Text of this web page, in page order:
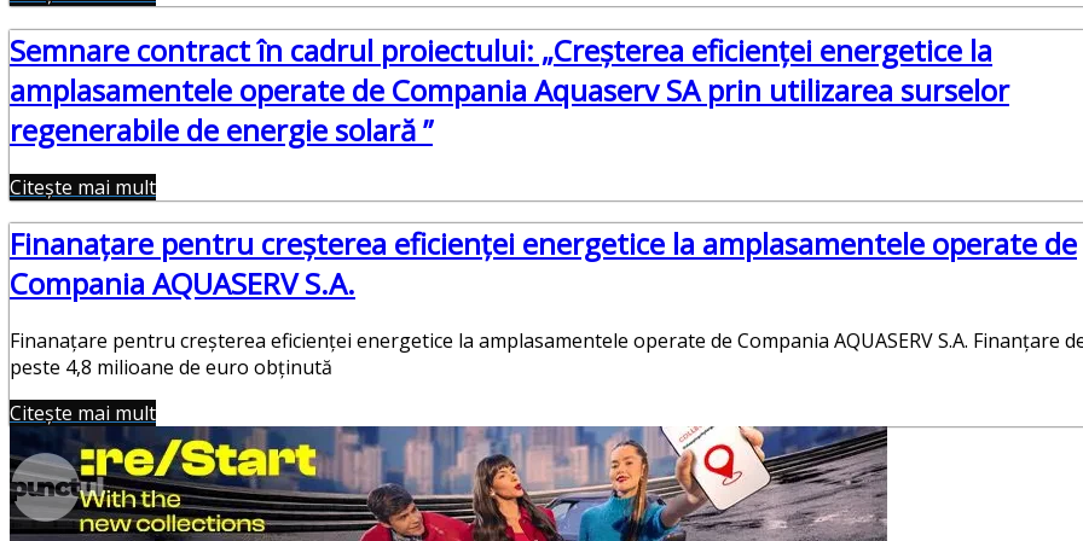
Semnare contract în cadrul proiectului: „Creșterea eficienței energetice la
amplasamentele operate de Compania Aquaserv SA prin utilizarea surselor
regenerabile de energie solară ”
Citește mai mult
Finanaţare pentru creșterea eficienței energetice la amplasamentele operate de
Compania AQUASERV S.A.
Finanaţare pentru creșterea eficienței energetice la amplasamentele operate de Compania AQUASERV S.A. Finanțare
peste 4,8 milioane de euro obținută
Citește mai mult